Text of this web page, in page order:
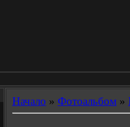
Начало » Фотоальбом »